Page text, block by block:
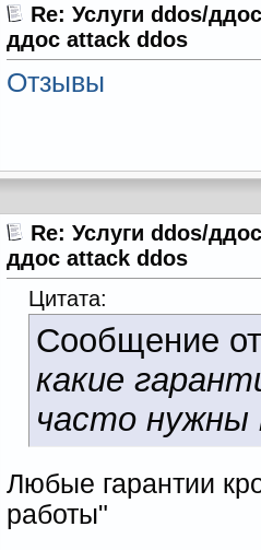
Re: Услуги ddos/
ддос attack ddos
Отзывы
Re: Услуги ddos/
ддос attack ddos
Цитата:
Сообщение
какие
часто нужны
Любые гарантии
работы"